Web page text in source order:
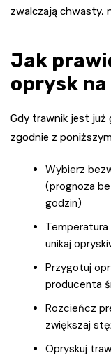
zwalczają chwasty,
Jak
oprysk
Gdy trawnik jest już
zgodnie z
Wybierz
(prognoza
godzin)
unikaj
Przygotuj
producenta
Rozcieńcz
zwiększaj
Opryskuj